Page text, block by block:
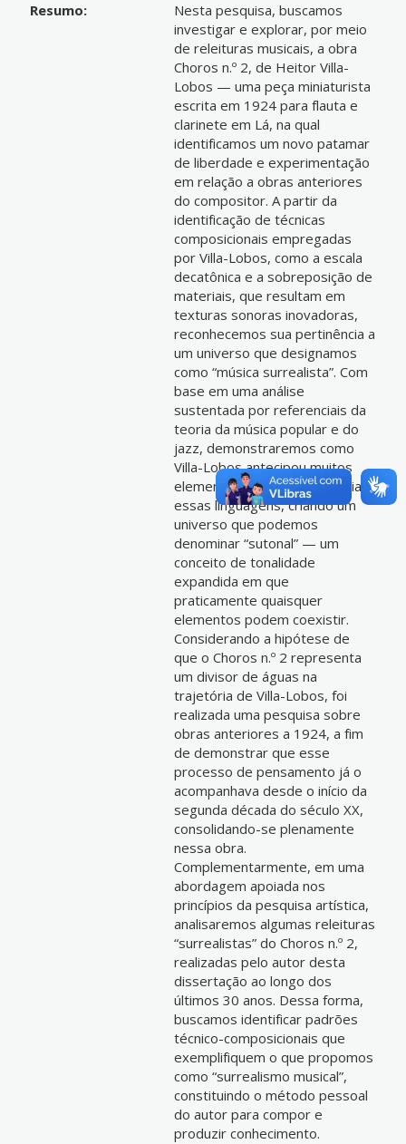
Resumo:
Nesta pesquisa, buscamos
investigar e explorar, por meio
de releituras musicais, a obra
Choros n.º 2, de Heitor Villa-
Lobos — uma peça miniaturista
escrita em 1924 para flauta e
clarinete em Lá, na qual
identificamos um novo patamar
de liberdade e experimentação
em relação a obras anteriores
do compositor. A partir da
identificação de técnicas
composicionais empregadas
por Villa-Lobos, como a escala
decatônica e a sobreposição de
materiais, que resultam em
texturas sonoras inovadoras,
reconhecemos sua pertinência a
um universo que designamos
como “música surrealista”. Com
base em uma análise
sustentada por referenciais da
teoria da música popular e do
jazz, demonstraremos como
Villa-Lobos antecipou muitos
elementos que fundamentariam
essas linguagens, criando um
universo que podemos
denominar “sutonal” — um
conceito de tonalidade
expandida em que
praticamente quaisquer
elementos podem coexistir.
Considerando a hipótese de
que o Choros n.º 2 representa
um divisor de águas na
trajetória de Villa-Lobos, foi
realizada uma pesquisa sobre
obras anteriores a 1924, a fim
de demonstrar que esse
processo de pensamento já o
acompanhava desde o início da
segunda década do século XX,
consolidando-se plenamente
nessa obra.
Complementarmente, em uma
abordagem apoiada nos
princípios da pesquisa artística,
analisaremos algumas releituras
“surrealistas” do Choros n.º 2,
realizadas pelo autor desta
dissertação ao longo dos
últimos 30 anos. Dessa forma,
buscamos identificar padrões
técnico-composicionais que
exemplifiquem o que propomos
como “surrealismo musical”,
constituindo o método pessoal
do autor para compor e
produzir conhecimento.